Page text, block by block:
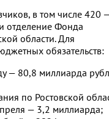
в том числе 420
отделение Фонда
области. Для
обязательств:
— 80,8 миллиарда
по Ростовской
— 3,2 миллиарда;